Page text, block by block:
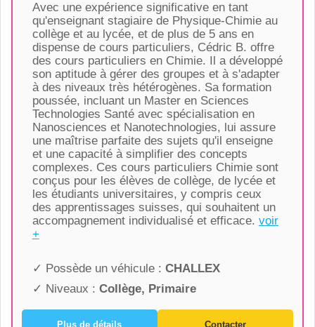
Avec une expérience significative en tant
qu'enseignant stagiaire de Physique-Chimie au
collège et au lycée, et de plus de 5 ans en
dispense de cours particuliers, Cédric B. offre
des cours particuliers en Chimie. Il a développé
son aptitude à gérer des groupes et à s'adapter
à des niveaux très hétérogènes. Sa formation
poussée, incluant un Master en Sciences
Technologies Santé avec spécialisation en
Nanosciences et Nanotechnologies, lui assure
une maîtrise parfaite des sujets qu'il enseigne
et une capacité à simplifier des concepts
complexes. Ces cours particuliers Chimie sont
conçus pour les élèves de collège, de lycée et
les étudiants universitaires, y compris ceux
des apprentissages suisses, qui souhaitent un
accompagnement individualisé et efficace. voir
+
✓ Possède un véhicule : CHALLEX
✓ Niveaux : Collège, Primaire
Plus de détails Contacter